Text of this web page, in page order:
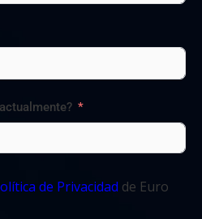
de Privacidad de Euro